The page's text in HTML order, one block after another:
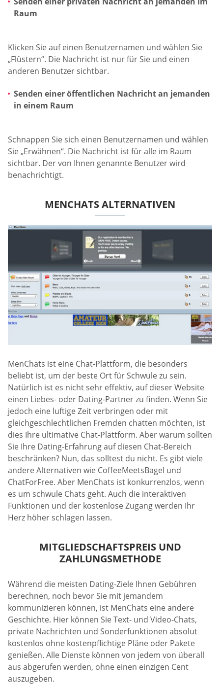
Raum
Klicken Sie auf einen Benutzernamen und wählen Sie
„Flüstern“. Die Nachricht ist nur für Sie und einen
anderen Benutzer sichtbar.
Senden einer öffentlichen Nachricht an jemanden
in einem Raum
Schnappen Sie sich einen Benutzernamen und wählen
Sie „Erwähnen“. Die Nachricht ist für alle im Raum
sichtbar. Der von Ihnen genannte Benutzer wird
benachrichtigt.
MENCHATS ALTERNATIVEN
MenChats ist eine Chat-Plattform, die besonders
beliebt ist, um der beste Ort für Schwule zu sein.
Natürlich ist es nicht sehr effektiv, auf dieser Website
einen Liebes- oder Dating-Partner zu finden. Wenn Sie
jedoch eine luftige Zeit verbringen oder mit
gleichgeschlechtlichen Fremden chatten möchten, ist
dies Ihre ultimative Chat-Plattform. Aber warum sollten
Sie Ihre Dating-Erfahrung auf diesen Chat-Bereich
beschränken? Nun, das solltest du nicht. Es gibt viele
andere Alternativen wie CoffeeMeetsBagel und
ChatForFree. Aber MenChats ist konkurrenzlos, wenn
es um schwule Chats geht. Auch die interaktiven
Funktionen und der kostenlose Zugang werden Ihr
Herz höher schlagen lassen.
MITGLIEDSCHAFTSPREIS UND
ZAHLUNGSMETHODE
Während die meisten Dating-Ziele Ihnen Gebühren
berechnen, noch bevor Sie mit jemandem
kommunizieren können, ist MenChats eine andere
Geschichte. Hier können Sie Text- und Video-Chats,
private Nachrichten und Sonderfunktionen absolut
kostenlos ohne kostenpflichtige Pläne oder Pakete
genießen. Alle Dienste können von jedem von überall
aus abgerufen werden, ohne einen einzigen Cent
auszugeben.